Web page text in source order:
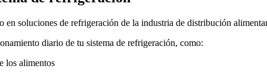
soluciones de refrigeración de la industria de distribución
diario de tu sistema de refrigeración, como:
los alimentos